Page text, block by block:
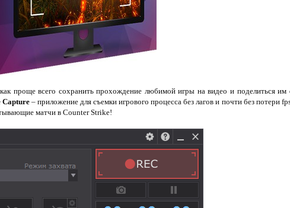
проще всего сохранить прохождение любимой игры на видео и поделиться им
Capture– приложение для съемки игрового процесса без лагов и почти без потери
матчи в Counter Strike!